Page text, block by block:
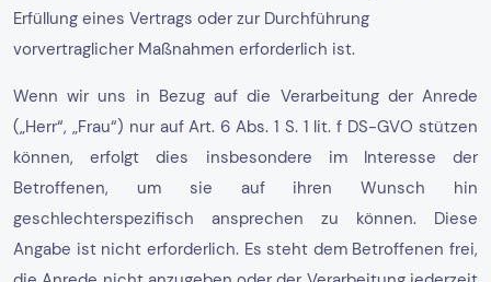
Erfüllung eines Vertrags oder zur Durchführung
vorvertraglicher Maßnahmen erforderlich ist.
Wenn wir uns in Bezug auf die Verarbeitung der Anrede
(„Herr“, „Frau“) nur auf Art. 6 Abs. 1 S. 1 lit. f DS-GVO stützen
können, erfolgt dies insbesondere im Interesse der
Betroffenen, um sie auf ihren Wunsch hin
geschlechterspezifisch ansprechen zu können. Diese
Angabe ist nicht erforderlich. Es steht dem Betroffenen frei,